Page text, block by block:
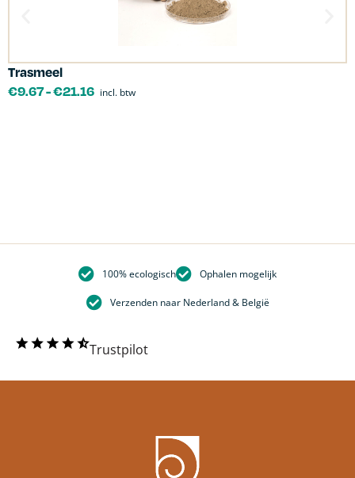
Trasmeel
€9.67-€21.16 incl. btw
100% ecologisch Ophalen mogelijk
Verzenden naar Nederland & België
Trustpilot